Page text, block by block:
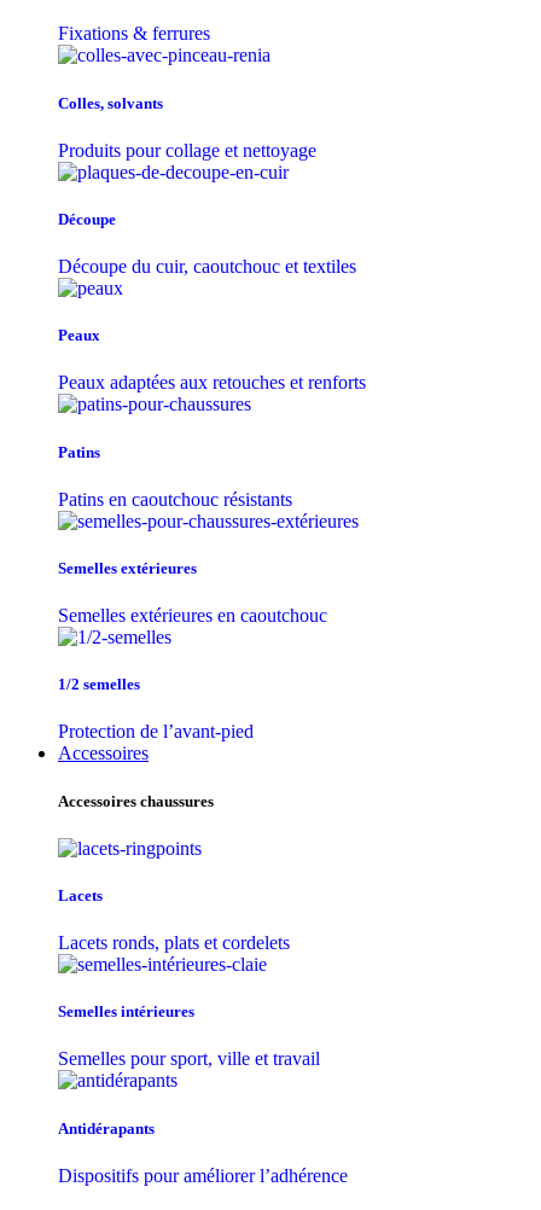
Fixations & ferrures
Colles, solvants
Produits pour collage et nettoyage
Découpe
Découpe du cuir, caoutchouc et textiles
Peaux
Peaux adaptées aux retouches et renforts
Patins
Patins en caoutchouc résistants
Semelles extérieures
Semelles extérieures en caoutchouc
1/2 semelles
Protection de l’avant-pied
Accessoires
Accessoires chaussures
Lacets
Lacets ronds, plats et cordelets
Semelles intérieures
Semelles pour sport, ville et travail
Antidérapants
Dispositifs pour améliorer l’adhérence